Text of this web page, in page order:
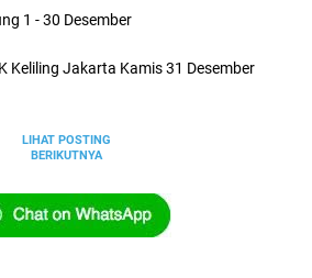
1 - 30 Desember
Keliling Jakarta Kamis 31 Desember
LIHAT POSTING
BERIKUTNYA